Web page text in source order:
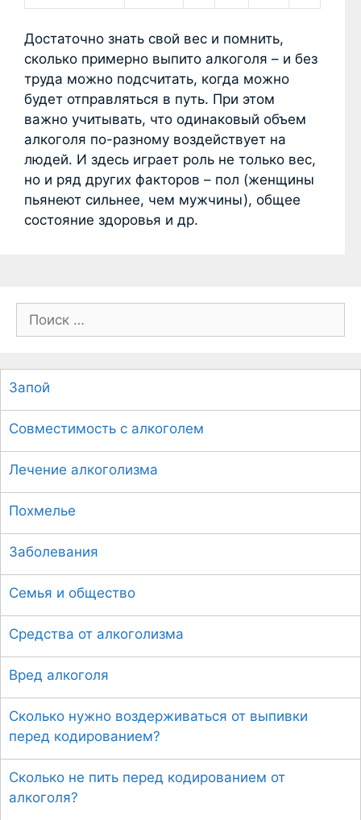
Достаточно знать свой вес и помнить,
сколько примерно выпито алкоголя – и без
труда можно подсчитать, когда можно
будет отправляться в путь. При этом
важно учитывать, что одинаковый объем
алкоголя по-разному воздействует на
людей. И здесь играет роль не только вес,
но и ряд других факторов – пол (женщины
пьянеют сильнее, чем мужчины), общее
состояние здоровья и др.
о
с
к
:
Запой
Совместимость с алкоголем
Лечение алкоголизма
Похмелье
Заболевания
Семья и общество
Средства от алкоголизма
Вред алкоголя
Сколько нужно воздерживаться от выпивки
перед кодированием?
Сколько не пить перед кодированием от
алкоголя?